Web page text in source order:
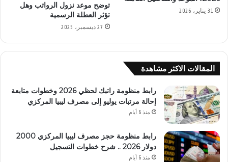
31 يناير، 2026
توضح موعد نزول الرواتب وهل
تؤثر العطلة الرسمية
27 ديسمبر، 2025
المقالات الاكثر مشاهدة
رابط منظومة راتبك لحظي 2026 وخطوات متابعة
إحالة مرتبات يوليو إلى مصرف ليبيا المركزي
منذ 6 أيام
رابط منظومة حجز مصرف ليبيا المركزي 2000
دولار 2026 .. شرح خطوات التسجيل
منذ 6 أيام